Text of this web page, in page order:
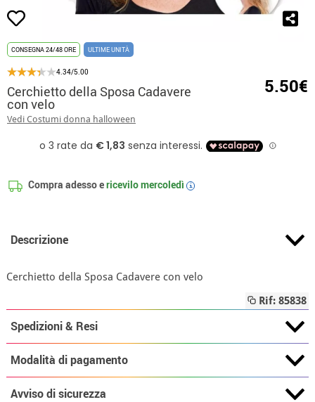
CONSEGNA 24/48 ORE ULTIME UNITÀ
4.34/5.00
Cerchietto della Sposa Cadavere
con velo
Vedi Costumi donna halloween
5.50€
Compra adesso ericevilomercoledì i
Descrizione
Cerchietto della Sposa Cadavere con velo
Rif: 85838
Spedizioni & Resi
Modalità di pagamento
Avviso di sicurezza